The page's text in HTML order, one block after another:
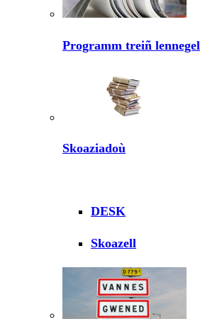
Programm treiñ lennegel
Skoaziadoù
DESK
Skoazell